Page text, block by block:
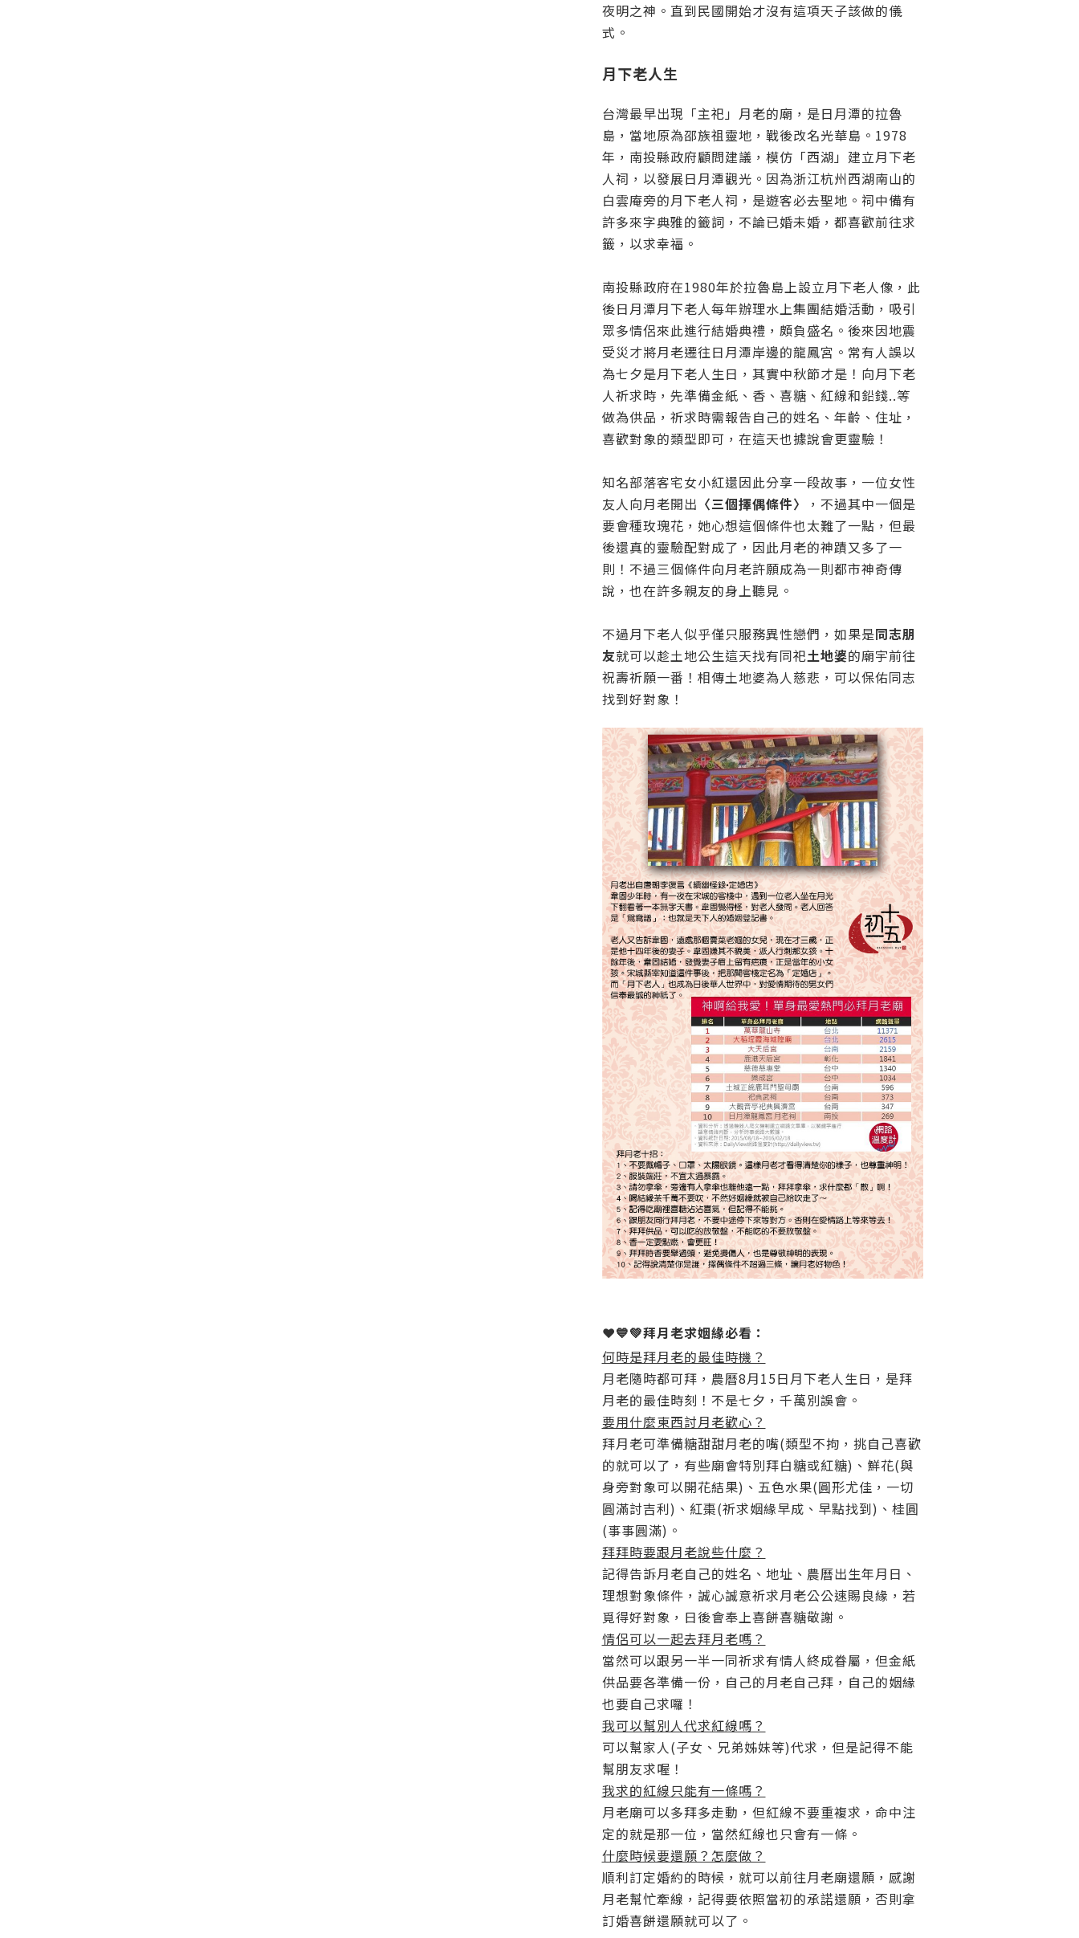
夜明之神。直到民國開始才沒有這項天子該做的儀
式。
月下老人生
台灣最早出現「主祀」月老的廟，是日月潭的拉魯
島，當地原為邵族祖靈地，戰後改名光華島。1978
年，南投縣政府顧問建議，模仿「西湖」建立月下老
人祠，以發展日月潭觀光。因為浙江杭州西湖南山的
白雲庵旁的月下老人祠，是遊客必去聖地。祠中備有
許多來字典雅的籤詞，不論已婚未婚，都喜歡前往求
籤，以求幸福。
南投縣政府在1980年於拉魯島上設立月下老人像，此
後日月潭月下老人每年辦理水上集團結婚活動，吸引
眾多情侶來此進行結婚典禮，頗負盛名。後來因地震
受災才將月老遷往日月潭岸邊的龍鳳宮。常有人誤以
為七夕是月下老人生日，其實中秋節才是！向月下老
人祈求時，先準備金紙、香、喜糖、紅線和鉛錢..等
做為供品，祈求時需報告自己的姓名、年齡、住址，
喜歡對象的類型即可，在這天也據說會更靈驗！
知名部落客宅女小紅還因此分享一段故事，一位女性
友人向月老開出 〈三個擇偶條件〉
，不過其中一個是
要會種玫瑰花，她心想這個條件也太難了一點，但最
後還真的靈驗配對成了，因此月老的神蹟又多了一
則！不過三個條件向月老許願成為一則都市神奇傳
說，也在許多親友的身上聽見。
不過月下老人似乎僅只服務異性戀們，如果是同志朋
友就可以趁土地公生這天找有同祀土地婆的廟宇前往
祝壽祈願一番！相傳土地婆為人慈悲，可以保佑同志
找到好對象！
❤💙💚拜月老求姻緣必看：
何時是拜月老的最佳時機？
月老隨時都可拜，農曆8月15日月下老人生日，是拜
月老的最佳時刻！不是七夕，千萬別誤會。
要用什麼東西討月老歡心？
拜月老可準備糖甜甜月老的嘴(類型不拘，挑自己喜歡
的就可以了，有些廟會特別拜白糖或紅糖)、鮮花(與
身旁對象可以開花結果)、五色水果(圓形尤佳，一切
圓滿討吉利)、紅棗(祈求姻緣早成、早點找到)、桂圓
(事事圓滿)。
拜拜時要跟月老說些什麼？
記得告訴月老自己的姓名、地址、農曆出生年月日、
理想對象條件，誠心誠意祈求月老公公速賜良緣，若
覓得好對象，日後會奉上喜餅喜糖敬謝。
情侶可以一起去拜月老嗎？
當然可以跟另一半一同祈求有情人終成眷屬，但金紙
供品要各準備一份，自己的月老自己拜，自己的姻緣
也要自己求囉！
我可以幫別人代求紅線嗎？
可以幫家人(子女、兄弟姊妹等)代求，但是記得不能
幫朋友求喔！
我求的紅線只能有一條嗎？
月老廟可以多拜多走動，但紅線不要重複求，命中注
定的就是那一位，當然紅線也只會有一條。
什麼時候要還願？怎麼做？
順利訂定婚約的時候，就可以前往月老廟還願，感謝
月老幫忙牽線，記得要依照當初的承諾還願，否則拿
訂婚喜餅還願就可以了。